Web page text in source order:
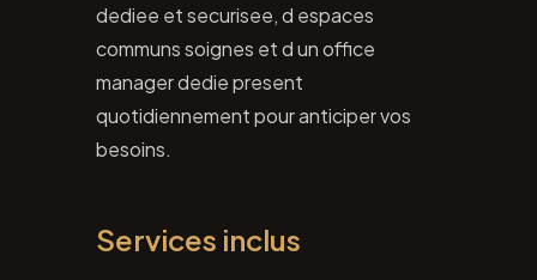
dediee et securisee, d espaces
communs soignes et d un office
manager dedie present
quotidiennement pour anticiper vos
besoins.
Services inclus